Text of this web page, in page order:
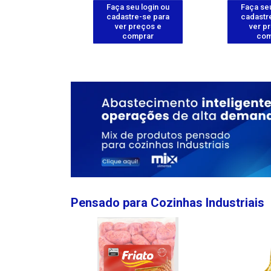
Faça seu login ou
cadastre-se para
ver preços e
comprar
Faça
ver
Pensado para Cozinhas Industriais